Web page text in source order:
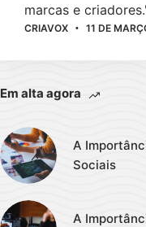
marcas e
CRIAVOX 11 DE
Em alta agora
A
Sociais
A